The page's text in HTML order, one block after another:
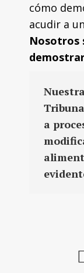
cómo
acudir a
Nosotros
a